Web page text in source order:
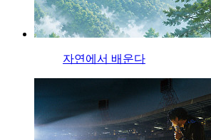
자연에서 배운다